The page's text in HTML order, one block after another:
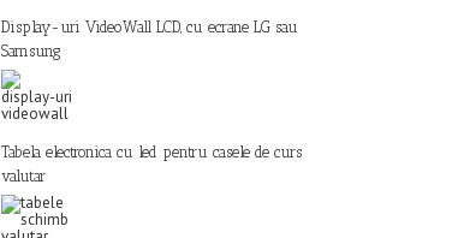
Display-uri VideoWall LCD, cu ecrane LG sau
Samsung
Tabela electronica cu led pentru casele de curs
valutar